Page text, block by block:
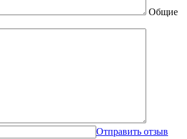
Общие
Отправить отзыв